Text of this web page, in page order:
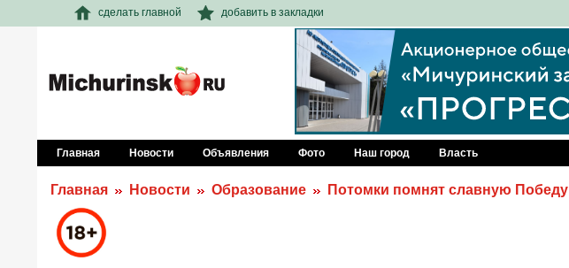
сделать главной добавить в закладки
Главная Новости Объявления Фото Наш город Власть
Главная Новости Образование Потомки помнят славную Победу